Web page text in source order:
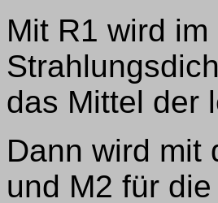
Mit R1 wird
das Mittel der
Dann wird mit
und M2 für